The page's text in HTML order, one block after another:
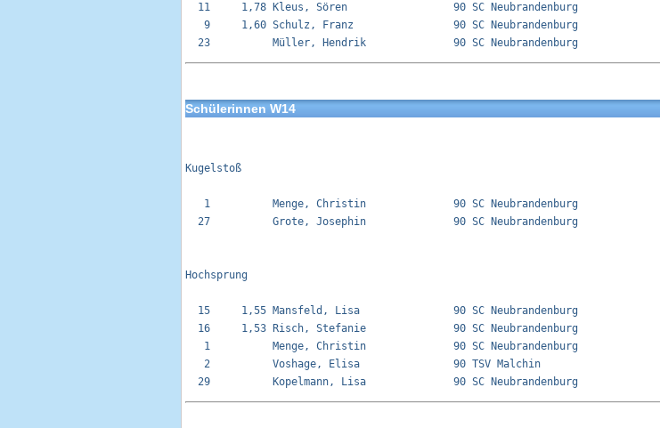
  11     1,78 Kleus, Sören                 90 SC Neubrandenburg
   9     1,60 Schulz, Franz                90 SC Neubrandenburg
Schülerinnen W14
Kugelstoß
   1          Menge, Christin              90 SC Neubrandenburg
  27          Grote, Josephin              90 SC Neubrandenburg
Hochsprung
  15     1,55 Mansfeld, Lisa               90 SC Neubrandenburg
  16     1,53 Risch, Stefanie              90 SC Neubrandenburg
   1          Menge, Christin              90 SC Neubrandenburg
   2          Voshage, Elisa               90 TSV Malchin